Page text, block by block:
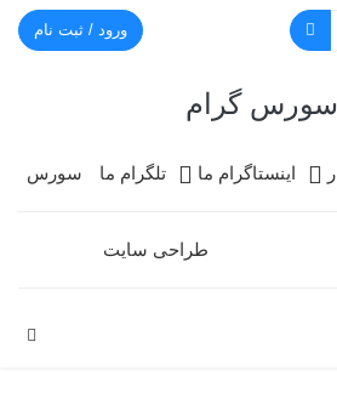
ورود / ثبت نام
اینستاگرام ما تلگرام ما سورس
طراحی سایت